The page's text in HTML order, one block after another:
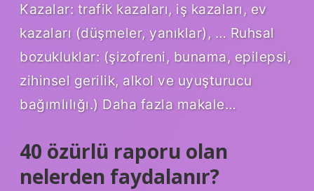
Kazalar: trafik kazaları, iş kazaları, ev
kazaları (düşmeler, yanıklar), … Ruhsal
bozukluklar: (şizofreni, bunama, epilepsi,
zihinsel gerilik, alkol ve uyuşturucu
bağımlılığı.) Daha fazla makale…
40 özürlü raporu olan
nelerden faydalanır?